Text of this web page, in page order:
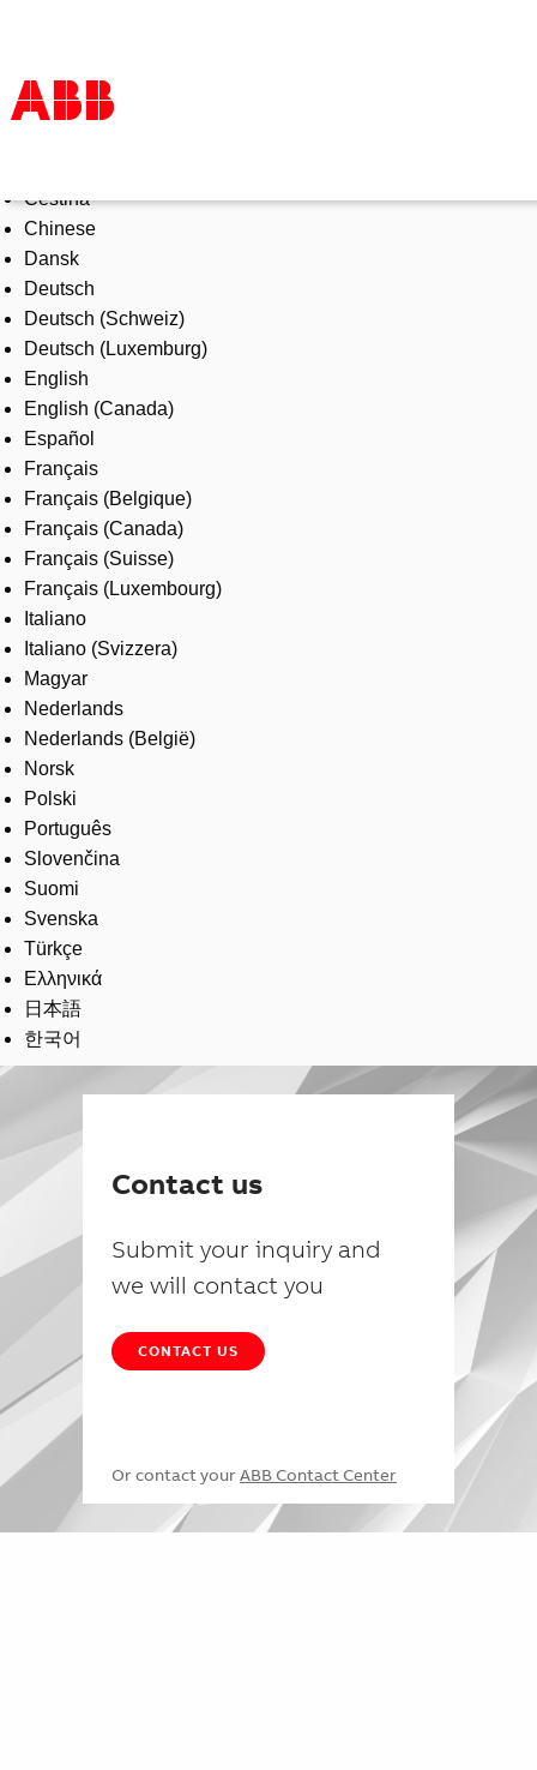
Products & Solutions
Industries
Services
About us
Where to buy
Contact us
Careers
Čeština
Chinese
Dansk
Deutsch
Deutsch (Schweiz)
Deutsch (Luxemburg)
English
English (Canada)
Español
Français
Français (Belgique)
Français (Canada)
Français (Suisse)
Français (Luxembourg)
Italiano
Italiano (Svizzera)
Magyar
Nederlands
Nederlands (België)
Norsk
Polski
Português
Slovenčina
Suomi
Svenska
Türkçe
Ελληνικά
日本語
한국어
Contact us
Submit your inquiry and
we will contact you
CONTACT US
Or contact your ABB Contact Center